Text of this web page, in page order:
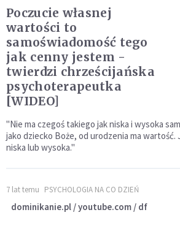
Poczucie własnej
wartości to
samoświadomość tego
jak cenny jestem -
twierdzi chrześcijańska
psychoterapeutka
[WIDEO]
"Nie ma czegoś takiego jak niska i wysoka
jako dziecko Boże, od urodzenia ma wartość.
niska lub wysoka."
7 lat temu PSYCHOLOGIA NA CO DZIEŃ
dominikanie.pl / youtube.com / df